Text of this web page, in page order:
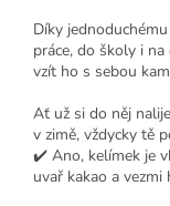
Díky
práce, do školy i
vzít ho s sebou
Ať už si do něj
v zimě, vždycky tě
✔️ Ano, kelímek je
uvař kakao a